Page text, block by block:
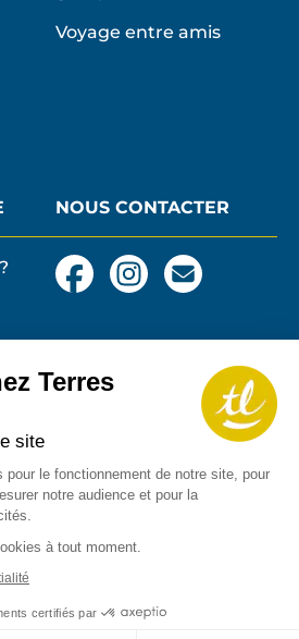
Terres
site
pour le fonctionnement de notre site, pour
notre audience et pour la
à tout moment.
certifiés par
Voyage entre amis
NOUS CONTACTER
FacebookInstagram
Nous
contacter
email
de